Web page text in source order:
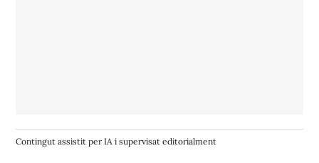
Contingut assistit per IA i supervisat editorialment